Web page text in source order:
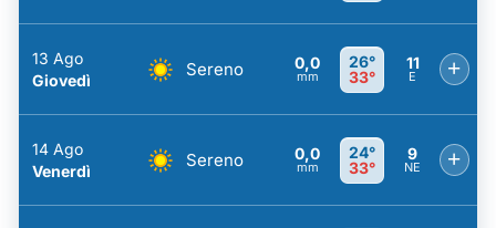
13 Ago
Giovedì
Sereno 0,0
mm
26°
33°
11
E +
14 Ago
Venerdì
Sereno 0,0
mm
24°
33°
9
NE +